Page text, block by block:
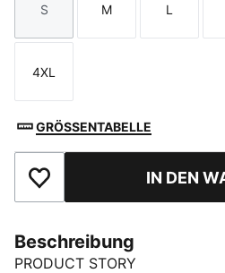
Größe
S
Größe
M
Größe
L
Größe
4XL
GRÖSSENTABELLE
Zu Favoriten hinzufügen
IN DEN
Beschreibung
PRODUCT STORY